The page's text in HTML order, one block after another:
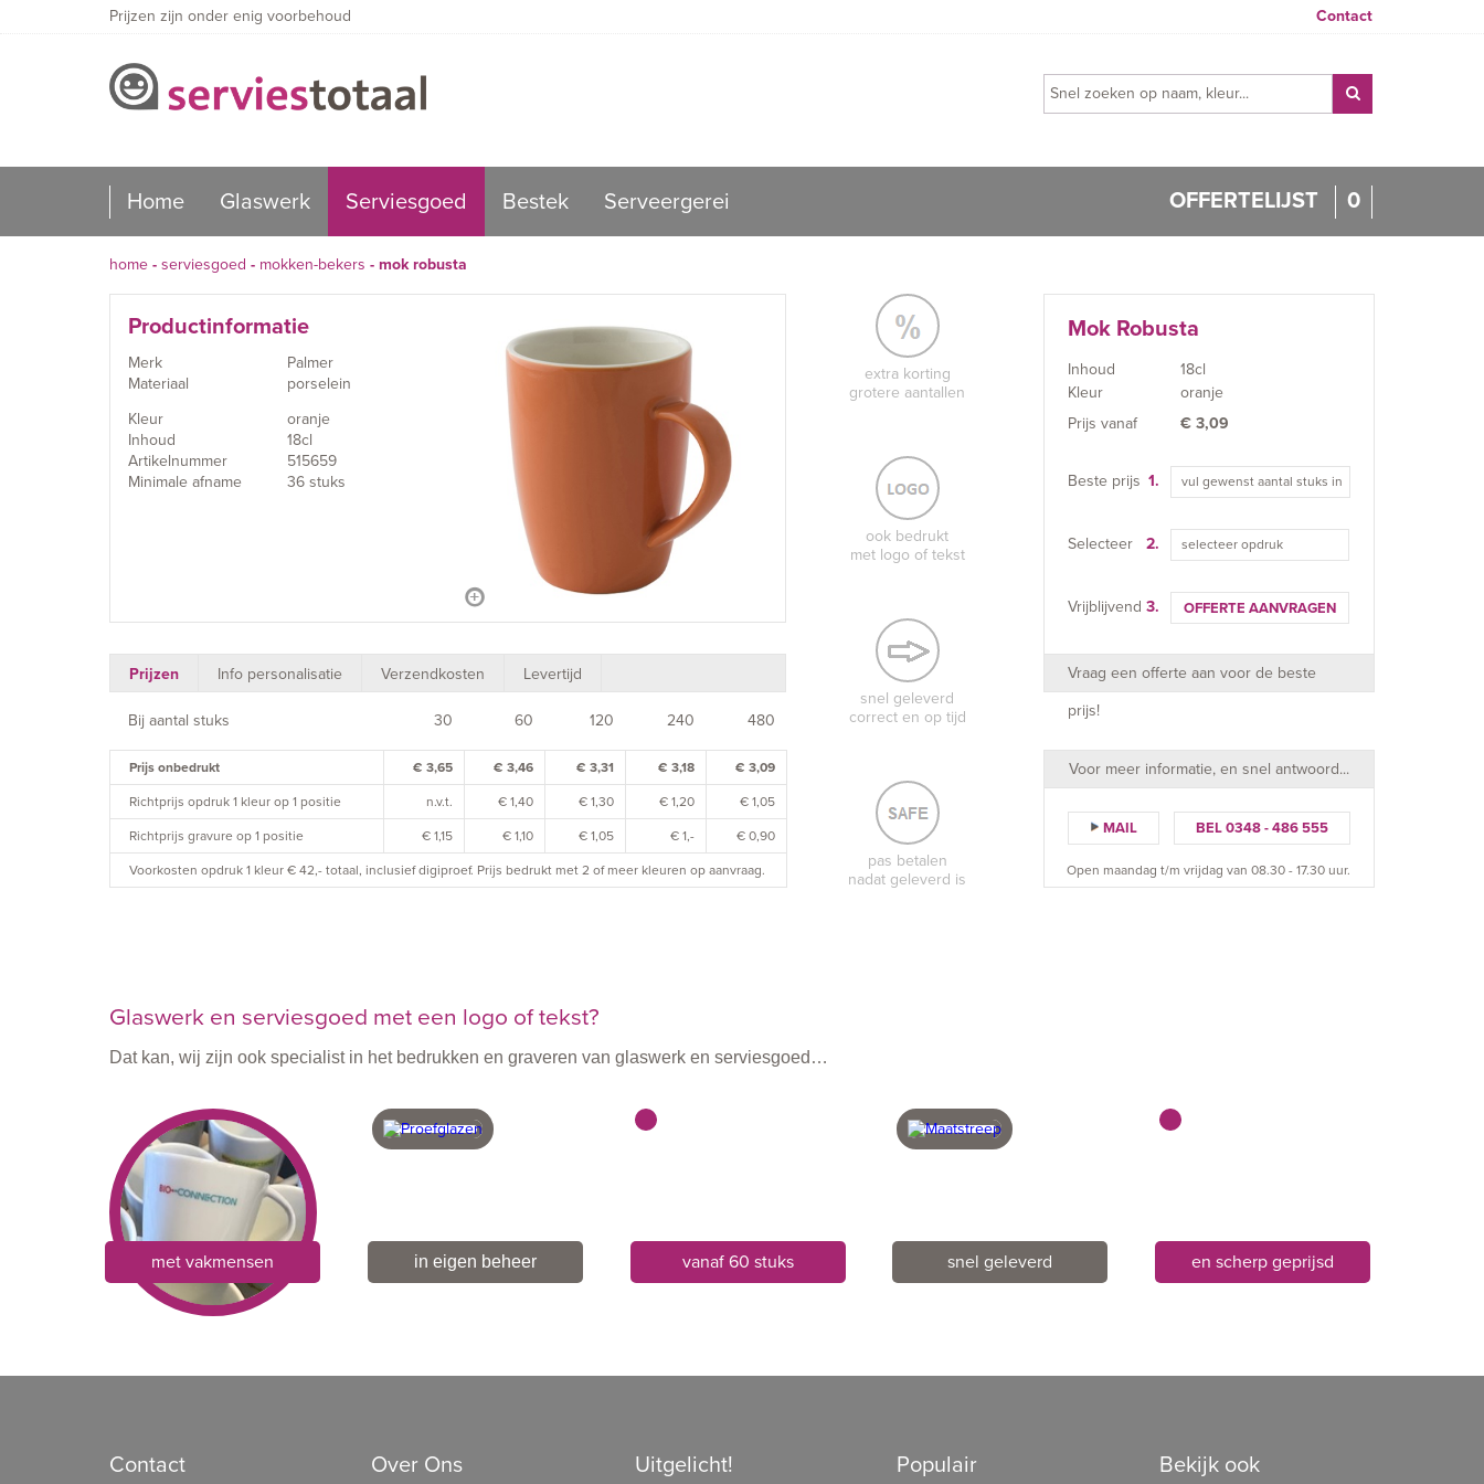
Prijzen zijn onder enig voorbehoud Contact
Home Glaswerk Serviesgoed Bestek Serveergerei OFFERTELIJST 0
home - serviesgoed - mokken-bekers - mok robusta
Productinformatie
Merk
Palmer
Materiaal
porselein
Kleur
oranje
Inhoud
18cl
Artikelnummer
515659
Minimale afname
36 stuks
Prijzen Info personalisatie Verzendkosten Levertijd
Bij aantal stuks 30 60 120 240 480
Prijs onbedrukt € 3,65 € 3,46 € 3,31 € 3,18 € 3,09
Richtprijs opdruk 1 kleur op 1 positie n.v.t. € 1,40 € 1,30 € 1,20 € 1,05
Richtprijs gravure op 1 positie € 1,15 € 1,10 € 1,05 € 1,- € 0,90
Voorkosten opdruk 1 kleur € 42,- totaal, inclusief digiproef. Prijs bedrukt met 2 of meer kleuren op aanvraag.
extra korting
grotere aantallen
ook bedrukt
met logo of tekst
snel geleverd
correct en op tijd
pas betalen
nadat geleverd is
Mok Robusta
Inhoud
18cl
Kleur
oranje
Prijs vanaf
€ 3,09
Beste prijs 1.
Selecteer 2. selecteer opdruk
Vrijblijvend 3. OFFERTE AANVRAGEN
Vraag een offerte aan voor de beste
prijs!
Voor meer informatie, en snel antwoord...
MAIL BEL 0348 - 486 555
Open maandag t/m vrijdag van 08.30 - 17.30 uur.
Glaswerk en serviesgoed met een logo of tekst?
Dat kan, wij zijn ook specialist in het bedrukken en graveren van glaswerk en serviesgoed…
met vakmensen in eigen beheer vanaf 60 stuks snel geleverd en scherp geprijsd
Contact Over Ons Uitgelicht! Populair Bekijk ook